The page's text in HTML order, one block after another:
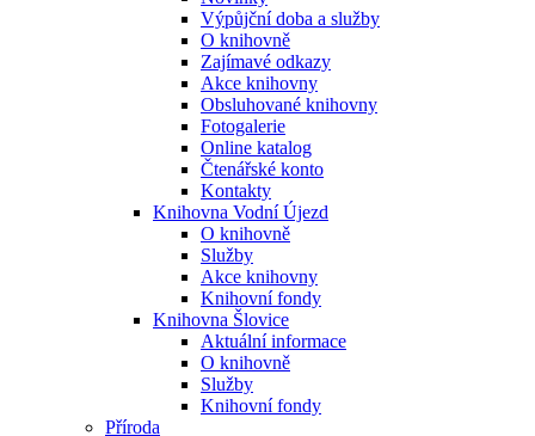
Výpůjční doba a služby
O knihovně
Zajímavé odkazy
Akce knihovny
Obsluhované knihovny
Fotogalerie
Online katalog
Čtenářské konto
Kontakty
Knihovna Vodní Újezd
O knihovně
Služby
Akce knihovny
Knihovní fondy
Knihovna Šlovice
Aktuální informace
O knihovně
Služby
Knihovní fondy
Příroda